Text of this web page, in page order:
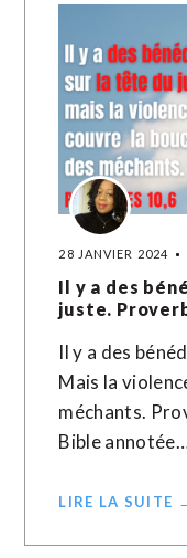
28 JANVIER 2024
Il y a des
juste.
Il y a des
Mais la
méchants.
Bible
LIRE LA SUITE